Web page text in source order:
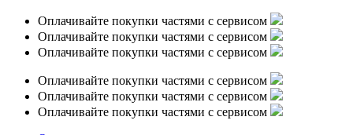
Оплачивайте покупки частями с сервисом
Оплачивайте покупки частями с сервисом
Оплачивайте покупки частями с сервисом
Оплачивайте покупки частями с сервисом
Оплачивайте покупки частями с сервисом
Оплачивайте покупки частями с сервисом